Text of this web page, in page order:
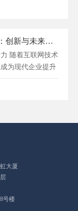
深圳小程序云开发前十强：创新与未来的完美结合
随着互联网技术
为现代企业提升
国科技...
大厦
号楼